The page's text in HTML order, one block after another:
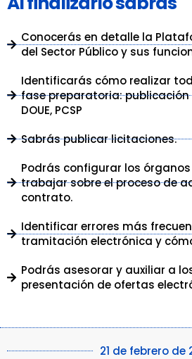
Conocerás en detalle la
del Sector Público y sus
Identificarás cómo realizar
fase preparatoria: publicación
DOUE, PCSP
Sabrás publicar licitaciones.
Podrás configurar los
trabajar sobre el proceso de
contrato.
Identificar errores más
tramitación electrónica y
Podrás asesorar y auxiliar a
presentación de ofertas
21 de febrero de